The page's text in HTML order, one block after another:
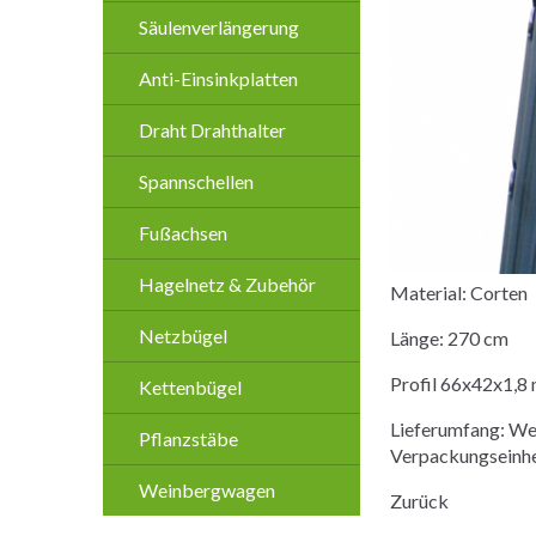
Material: Corten
Länge: 270 cm
Profil 66x42x1,8
Lieferumfang:
Zurück
Säulenverlängerung
Anti-Einsinkplatten
Draht Drahthalter
Spannschellen
Fußachsen
Hagelnetz & Zubehör
Netzbügel
Kettenbügel
Pflanzstäbe
Weinbergwagen